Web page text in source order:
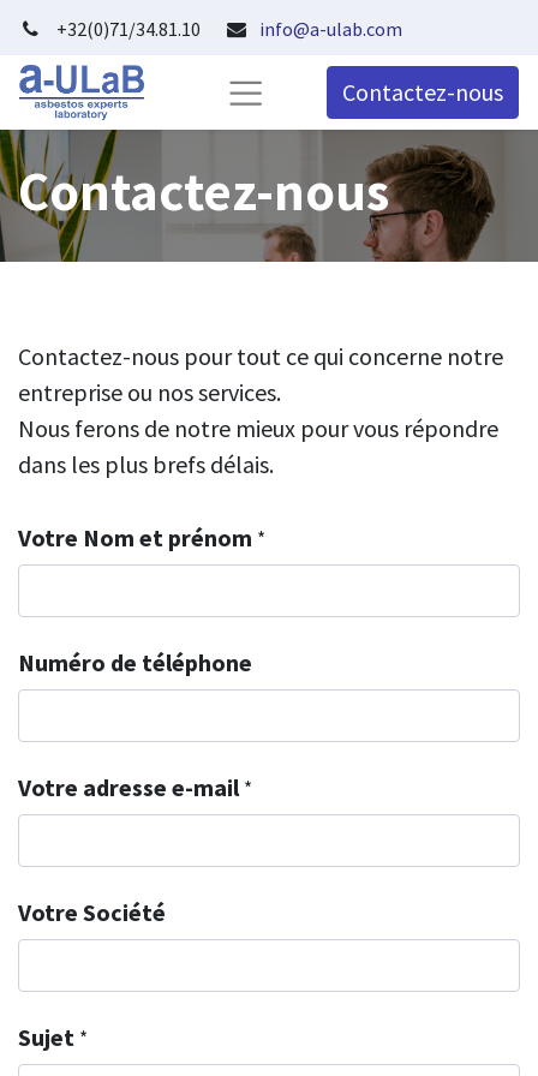
+32(0)71/34.81.10 info@a-ulab.com
Contactez-nous
Contactez-nous
Contactez-nous pour tout ce qui concerne notre
entreprise ou nos services.
Nous ferons de notre mieux pour vous répondre
dans les plus brefs délais.
Votre Nom et prénom *
Numéro de téléphone
Votre adresse e-mail *
Votre Société
Sujet *